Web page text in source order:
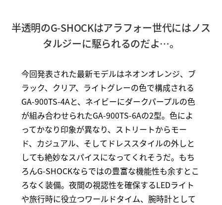
半透明のG-SHOCKはアラフォー世代にはノス
タルジーに駆られるのだよ…。
今回発表された最新モデルはネオンオレンジ、ブ
ラック、クリア、ライトグレーの色で構成される
GA-900TS-4Aと、ネイビーにダークパープルの色
が組み合わせられたGA-900TS-6Aの2型。色によ
ってかなり印象が異なり、ストリートからモー
ド、カジュアル、そしてドレススタイルの外しと
しても絶妙なスパイスになってくれそうだ。もち
ろんG-SHOCKならではの豊富な機能性も余すとこ
ろなく装備。夜間の視認性を確保するLEDライト
や旅行時に役立つワールドタイム、腕時計として